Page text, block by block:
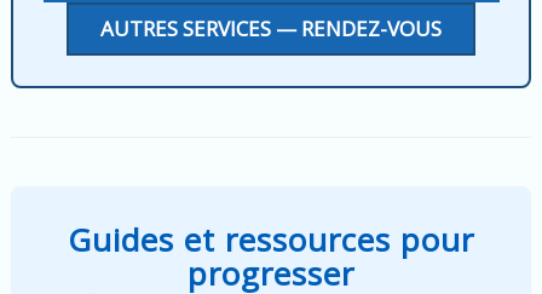
AUTRES SERVICES — RENDEZ-VOUS
Guides et ressources pour
progresser